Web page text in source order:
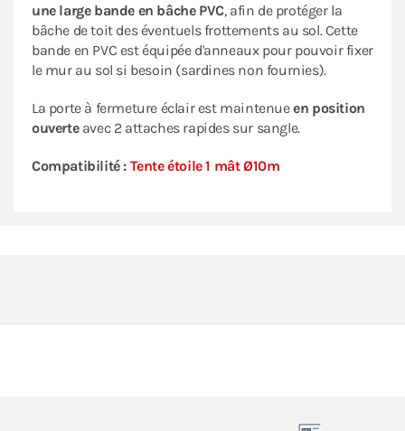
une large bande en bâche PVC, afin de protéger la
bâche de toit des éventuels frottements au sol. Cette
bande en PVC est équipée d'anneaux pour pouvoir fixer
le mur au sol si besoin (sardines non fournies).
La porte à fermeture éclair est maintenueen position
ouverteavec 2 attaches rapides sur sangle.
Compatibilité : Tente étoile 1 mât Ø10m